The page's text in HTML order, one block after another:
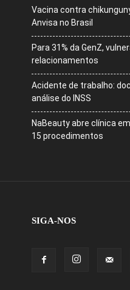
Vacina contra
Anvisa no Brasil
Para 31% da GenZ,
relacionamentos
Acidente de trabalho:
análise do INSS
NaBeauty abre clínica
15 procedimentos
SIGA-NOS